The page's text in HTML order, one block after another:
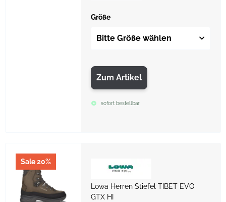
Größe
Bitte Größe wählen
Zum Artikel
sofort bestellbar
Sale 20%
Lowa Herren Stiefel TIBET EVO
GTX HI